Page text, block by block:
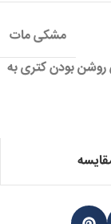
مشکی مات
بودن کتری به